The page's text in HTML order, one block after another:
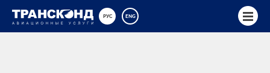
РУС ENG